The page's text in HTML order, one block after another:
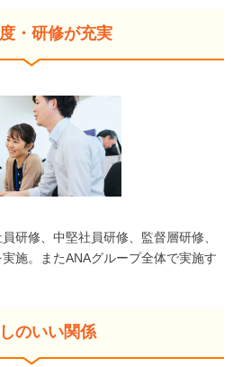
・研修が充実
研修、中堅社員研修、監督層研修、
施。またANAグループ全体で実施す
のいい関係